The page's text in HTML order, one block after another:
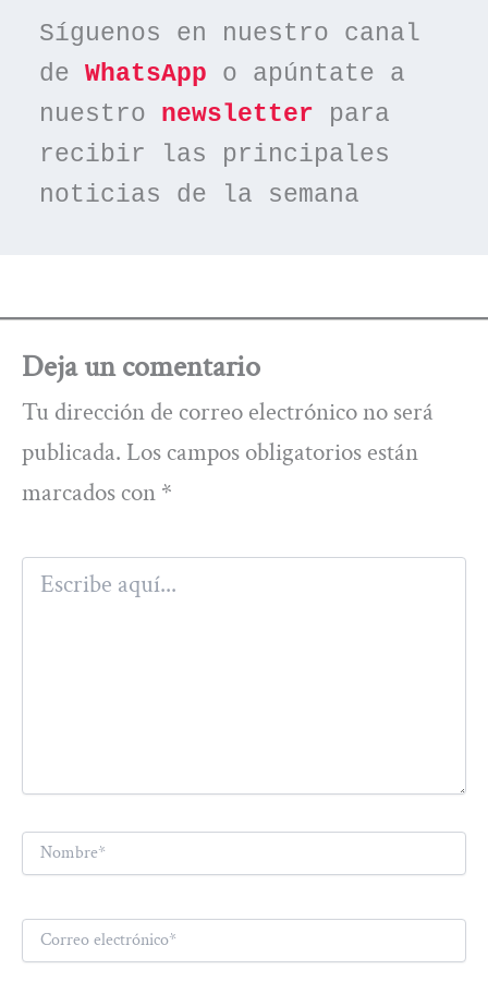
Síguenos en nuestro canal
de WhatsApp o apúntate a
nuestro newsletter para
recibir las principales
noticias de la semana
Deja un comentario
Tu dirección de correo electrónico no será
publicada. Los campos obligatorios están
marcados con *
Escribe
aquí...
Nombre*
Correo
electrónico*